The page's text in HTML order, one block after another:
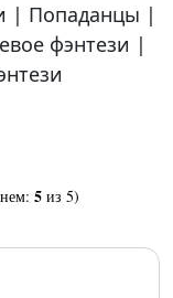
| Попаданцы |
фэнтези |
5 из 5)